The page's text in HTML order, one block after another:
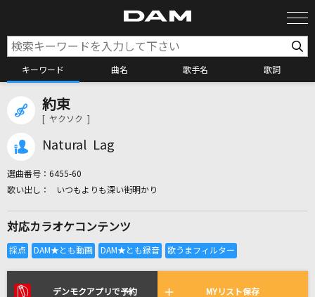
キーワード 曲名 歌手名 歌詞
カラオケ店舗検索
全国りれき
リアルタイムで歌われている曲の一覧
約束
[ ヤクソク ]
Natural Lag
選曲番号： 6455-60
いつもよりも深い街明かり
対応カラオケコンテンツ
デンモクアプリで予約 MYリスト保存